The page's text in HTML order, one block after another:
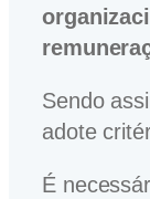
Sendo
adote
É